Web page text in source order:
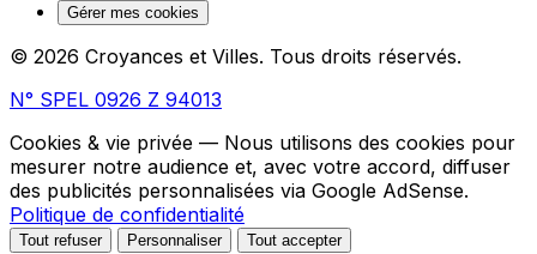
Gérer mes cookies
© 2026 Croyances et Villes. Tous droits réservés.
N° SPEL 0926 Z 94013
Cookies & vie privée — Nous utilisons des cookies pour
mesurer notre audience et, avec votre accord, diffuser
des publicités personnalisées via Google AdSense.
Politique de confidentialité
Tout refuser Personnaliser Tout accepter